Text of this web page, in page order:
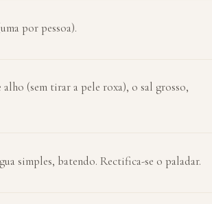
por pessoa).
(sem tirar a pele roxa), o sal grosso,
simples, batendo. Rectifica-se o paladar.